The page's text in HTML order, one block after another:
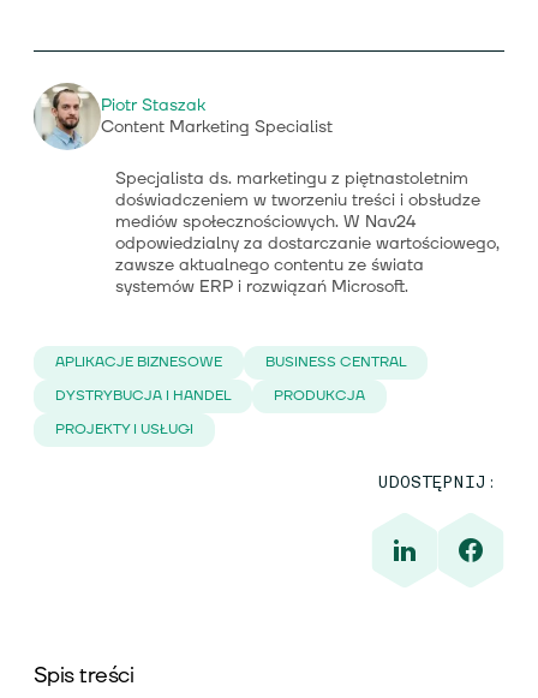
Piotr Staszak
Content Marketing Specialist
Specjalista ds. marketingu z piętnastoletnim
doświadczeniem w tworzeniu treści i obsłudze
mediów społecznościowych. W Nav24
odpowiedzialny za dostarczanie wartościowego,
zawsze aktualnego contentu ze świata
systemów ERP i rozwiązań Microsoft.
APLIKACJE BIZNESOWE
BUSINESS CENTRAL
DYSTRYBUCJA I HANDEL
PRODUKCJA
PROJEKTY I USŁUGI
UDOSTĘPNIJ:
Spis treści